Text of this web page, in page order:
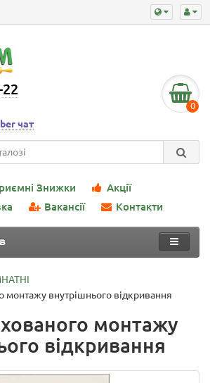
чат
0
Знижки
Акції
Вакансії Контакти
монтажу внутрішнього відкривання
монтажу
відкривання